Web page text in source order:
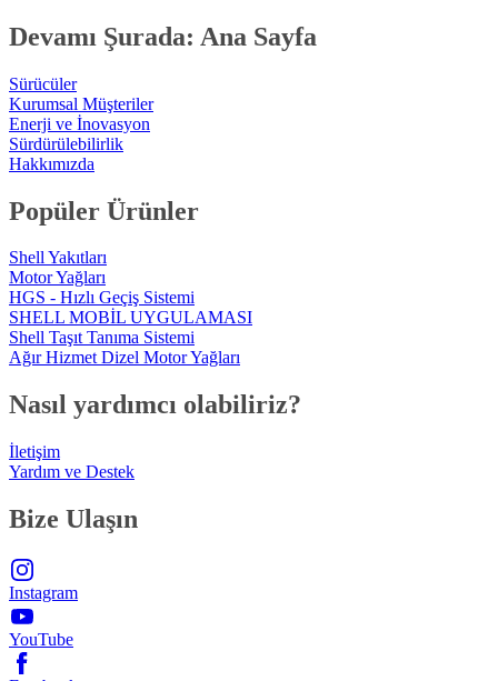
Devamı Şurada: Ana Sayfa
Sürücüler
Kurumsal Müşteriler
Enerji ve İnovasyon
Sürdürülebilirlik
Hakkımızda
Popüler Ürünler
Shell Yakıtları
Motor Yağları
HGS - Hızlı Geçiş Sistemi
SHELL MOBİL UYGULAMASI
Shell Taşıt Tanıma Sistemi
Ağır Hizmet Dizel Motor Yağları
Nasıl yardımcı olabiliriz?
İletişim
Yardım ve Destek
Bize Ulaşın
Instagram
YouTube